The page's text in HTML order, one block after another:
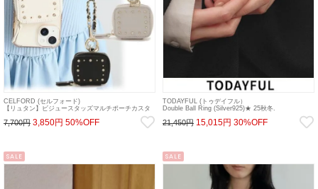
CELFORD (セルフォード)
【リュタン】ビジュースタッズマルチポーチカスタ
7,700円 3,850円 50%OFF
TODAYFUL (トゥデイフル）
Double Ball Ring (Silver925)★ 25秋冬.
21,450円 15,015円 30%OFF
SALE SALE